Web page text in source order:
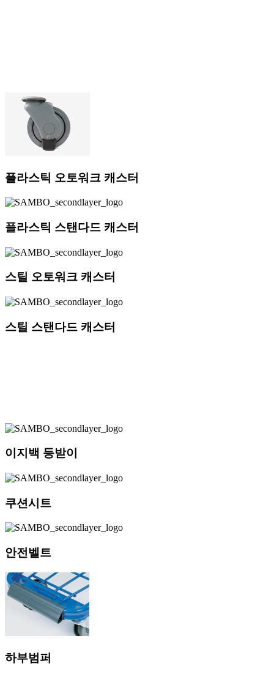
플라스틱 오토워크 캐스터
플라스틱 스탠다드 캐스터
스틸 오토워크 캐스터
스틸 스탠다드 캐스터
이지백 등받이
쿠션시트
안전벨트
하부범퍼